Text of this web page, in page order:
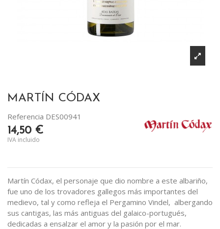
MARTÍN CÓDAX
Referencia DES00941
14,50 €
IVA incluido
Martín Códax, el personaje que dio nombre a este albariño,
fue uno de los trovadores gallegos más importantes del
medievo, tal y como refleja el Pergamino Vindel, albergando
sus cantigas, las más antiguas del galaico-portugués,
dedicadas a ensalzar el amor y la pasión por el mar.